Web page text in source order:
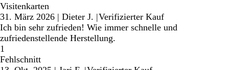
Visitenkarten
31. März 2026 | Dieter J. |Verifizierter Kauf
Ich bin sehr zufrieden! Wie immer schnelle und
zufriedenstellende Herstellung.
1
Fehlschnitt